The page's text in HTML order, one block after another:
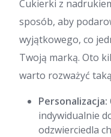
Cukierki z
sposób, aby
wyjątkowego, co
Twoją marką. Oto
warto rozważyć
Personalizacja:
indywidualnie
odzwierciedla